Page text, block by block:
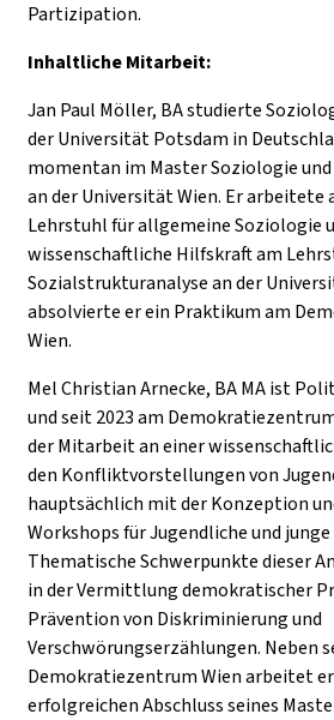
Partizipation.
Inhaltliche Mitarbeit:
Jan Paul Möller, BA studierte
der Universität Potsdam in
momentan im Master Soziologie
an der Universität Wien. Er arbeitete
Lehrstuhl für allgemeine Soziologie
wissenschaftliche Hilfskraft am
Sozialstrukturanalyse an der
absolvierte er ein Praktikum am
Wien.
Mel Christian Arnecke, BA MA ist
und seit 2023 am
der Mitarbeit an einer
den Konfliktvorstellungen von
hauptsächlich mit der Konzeption
Workshops für Jugendliche und
Thematische Schwerpunkte dieser
in der Vermittlung demokratischer
Prävention von Diskriminierung und
Verschwörungserzählungen. Neben
Demokratiezentrum Wien arbeitet
erfolgreichen Abschluss seines